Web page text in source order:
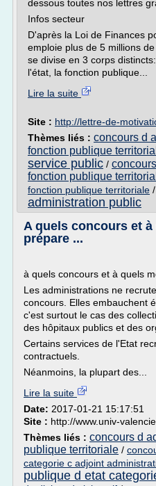
dessous toutes nos lettres
Infos secteur
D'après la Loi de Finances
emploie plus de 5 millions
se divise en 3 corps
l'état, la fonction publique...
Lire la suite
Site : http://lettre-de-
Thèmes liés : concours d
fonction publique
service public /
fonction publique
fonction publique territoriale /
administration public
A quels concours et
prépare ...
à quels concours et à quels
Les administrations ne
concours. Elles embauchent
c'est surtout le cas des
des hôpitaux publics et des
Certains services de l'Etat
contractuels.
Néanmoins, la plupart des...
Lire la suite
Date: 2017-01-21 15:17:51
Site : http://www.univ-
Thèmes liés : concours d
publique territoriale /
categorie c adjoint
publique d etat